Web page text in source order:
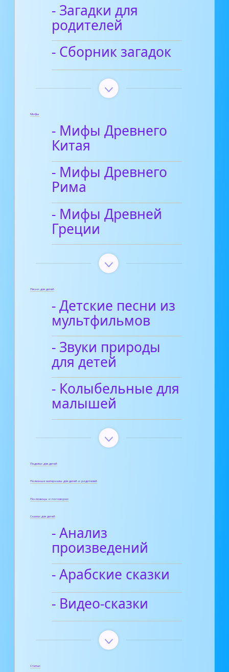
- Загадки для
родителей
- Сборник загадок
Мифы
- Мифы Древнего
Китая
- Мифы Древнего
Рима
- Мифы Древней
Греции
Песни для детей
- Детские песни из
мультфильмов
- Звуки природы
для детей
- Колыбельные для
малышей
Поделки для детей
Полезные материалы для детей и родителей
Пословицы и поговорки
Сказки для детей
- Анализ
произведений
- Арабские сказки
- Видео-сказки
Статьи